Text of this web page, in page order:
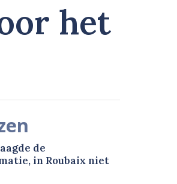
het
de
in Roubaix niet